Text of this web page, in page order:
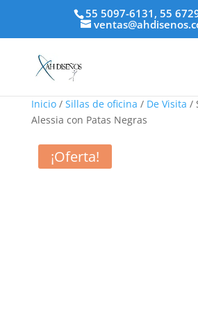
55 5097-6131, 55
Inicio/ Sillas de oficina / De Visita /
Alessia con Patas Negras
¡Oferta!